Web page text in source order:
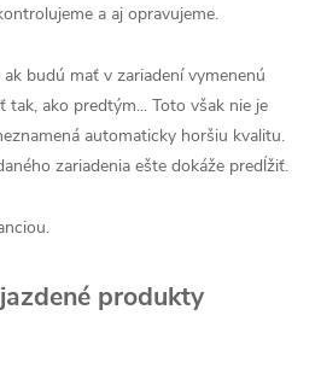
a aj opravujeme.
budú mať v zariadení vymenenú
tak, ako predtým... Toto však nie je
automaticky horšiu kvalitu.
zariadenia ešte dokáže predĺžiť.
produkty